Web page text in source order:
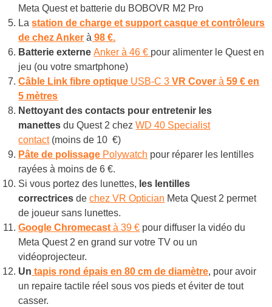
Meta Quest et batterie du BOBOVR M2 Pro
Lastation de charge et support casque et contrôleurs
de chez Anker à 98 €.
Batterie externe Anker à 46 € pour alimenter le Quest en
jeu (ou votre smartphone)
Câble Linkfibre optique USB-C 3VR Cover à59 € en
5 mètres
Nettoyant des contacts pour entretenir les
manettes du Quest 2 chezWD 40 Specialist
contact(moins de 10 €)
Pâte de polissage Polywatch pour réparer les lentilles
rayées à moins de 6 €.
Si vous portez des lunettes, les lentilles
correctrices dechez VR Optician Meta Quest 2 permet
de joueur sans lunettes.
Google Chromecast à 39 € pour diffuser la vidéo du
Meta Quest 2 en grand sur votre TV ou un
vidéoprojecteur.
Un tapis rond épais en 80 cm de diamètre, pour avoir
un repaire tactile réel sous vos pieds et éviter de tout
casser.